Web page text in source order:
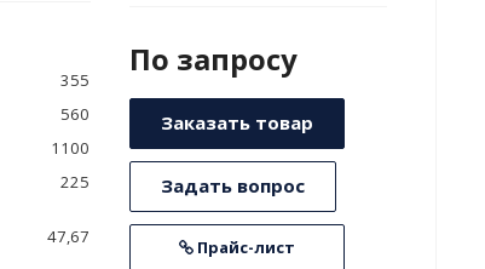
355
560
1100
225
47,67
По запросу
Заказать товар
Задать вопрос
Прайс-лист